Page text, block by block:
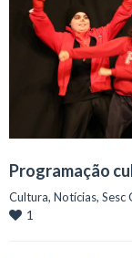
Programação
Cultura, Notícias, Sesc
1